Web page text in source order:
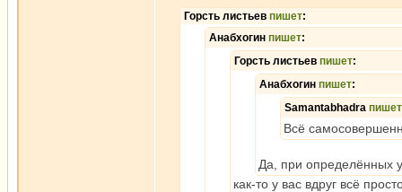
Горсть листьев пишет:
Анабхогин пишет:
Горсть листьев пишет:
Анабхогин пишет:
Samantabhadra пишет
Всё
Да, при определённых
как-то у вас вдруг всё